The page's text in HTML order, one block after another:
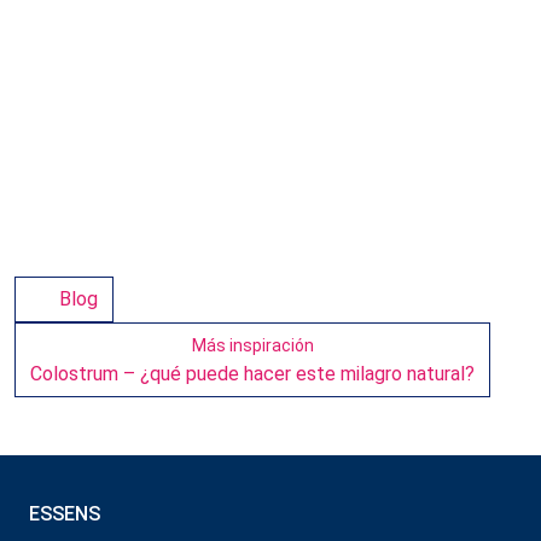
Blog
Más inspiración
Colostrum – ¿qué puede hacer este milagro natural?
ESSENS